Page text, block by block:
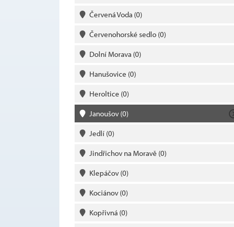
Červená Voda (0)
Červenohorské sedlo (0)
Dolní Morava (0)
Hanušovice (0)
Heroltice (0)
Janoušov (0)
Jedlí (0)
Jindřichov na Moravě (0)
Klepáčov (0)
Kociánov (0)
Kopřivná (0)